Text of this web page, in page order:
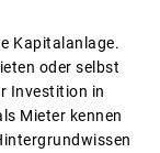
Kapitalanlage.
oder selbst
Investition in
Mieter kennen